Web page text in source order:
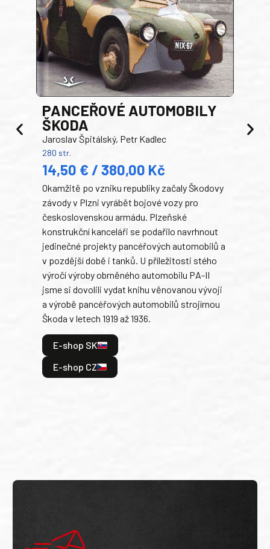
PANCEŘOVÉ AUTOMOBILY
ŠKODA
Jaroslav Špitálský, Petr Kadlec
280 str.
14,50 € / 380,00 Kč
Okamžitě po vzniku republiky začaly Škodovy
závody v Plzni vyrábět bojové vozy pro
československou armádu. Plzeňské
konstrukční kanceláři se podařilo navrhnout
jedinečné projekty pancéřových automobilů a
v pozdější době i tanků. U příležitosti stého
výročí výroby obrněného automobilu PA-II
jsme si dovolili vydat knihu věnovanou vývoji
a výrobě pancéřových automobilů strojírnou
Škoda v letech 1919 až 1936.
E-shop SK
E-shop CZ